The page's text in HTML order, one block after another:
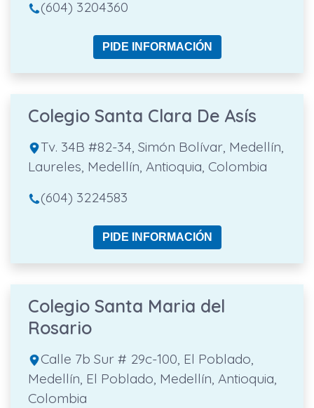
(604) 3204360
PIDE INFORMACIÓN
Colegio Santa Clara De Asís
Tv. 34B #82-34, Simón Bolívar, Medellín,
Laureles, Medellín, Antioquia, Colombia
(604) 3224583
PIDE INFORMACIÓN
Colegio Santa Maria del
Rosario
Calle 7b Sur # 29c-100, El Poblado,
Medellín, El Poblado, Medellín, Antioquia,
Colombia